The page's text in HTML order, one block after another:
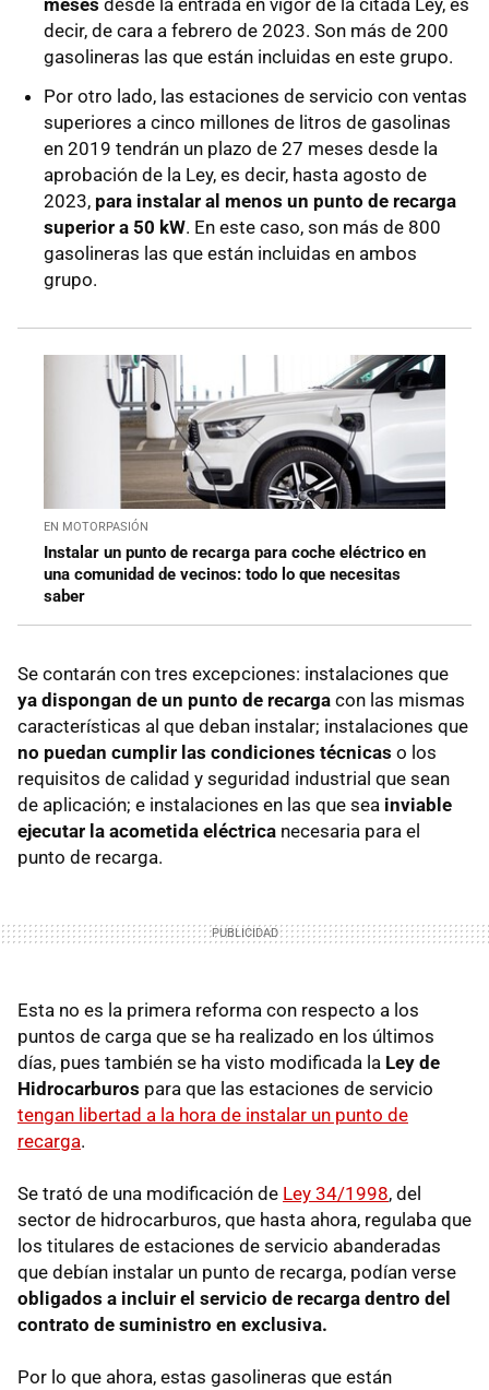
meses desde la entrada en vigor de la citada Ley, es
decir, de cara a febrero de 2023. Son más de 200
gasolineras las que están incluidas en este grupo.
Por otro lado, las estaciones de servicio con ventas
superiores a cinco millones de litros de gasolinas
en 2019 tendrán un plazo de 27 meses desde la
aprobación de la Ley, es decir, hasta agosto de
2023, para instalar al menos un punto de recarga
superior a 50 kW. En este caso, son más de 800
gasolineras las que están incluidas en ambos
grupo.
EN MOTORPASIÓN
Instalar un punto de recarga para coche eléctrico en
una comunidad de vecinos: todo lo que necesitas
saber
Se contarán con tres excepciones: instalaciones que
ya dispongan de un punto de recarga con las mismas
características al que deban instalar; instalaciones que
no puedan cumplir las condiciones técnicas o los
requisitos de calidad y seguridad industrial que sean
de aplicación; e instalaciones en las que sea inviable
ejecutar la acometida eléctrica necesaria para el
punto de recarga.
Esta no es la primera reforma con respecto a los
puntos de carga que se ha realizado en los últimos
días, pues también se ha visto modificada la Ley de
Hidrocarburos para que las estaciones de servicio
tengan libertad a la hora de instalar un punto de
recarga.
Se trató de una modificación de Ley 34/1998, del
sector de hidrocarburos, que hasta ahora, regulaba que
los titulares de estaciones de servicio abanderadas
que debían instalar un punto de recarga, podían verse
obligados a incluir el servicio de recarga dentro del
contrato de suministro en exclusiva.
Por lo que ahora, estas gasolineras que están